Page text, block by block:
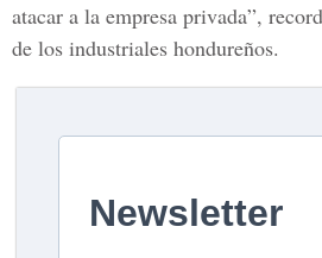
atacar a la empresa privada”,
de los industriales hondureños.